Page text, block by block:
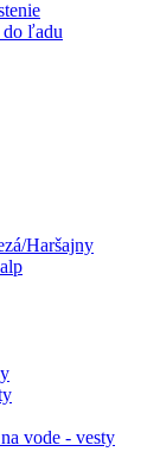
do ľadu
Haršajny
vode - vesty